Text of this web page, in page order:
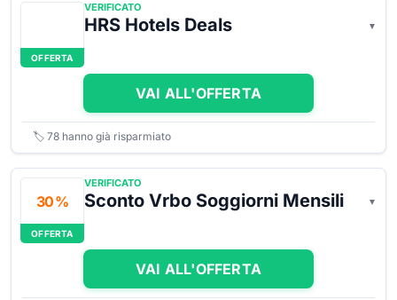
OFFERTA
VERIFICATO
HRS Hotels Deals
VAI ALL'OFFERTA
🏷️ 78 hanno già risparmiato
30 %
OFFERTA
VERIFICATO
Sconto Vrbo Soggiorni Mensili
VAI ALL'OFFERTA